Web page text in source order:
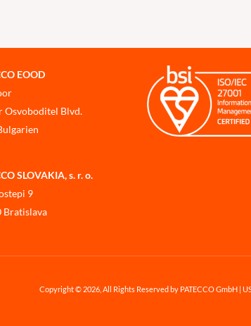
EOOD
Osvoboditel Blvd.
SLOVAKIA, s. r. o.
9
Bratislava
Copyright © 2026, All Rights Reserved by PATECCO GmbH |